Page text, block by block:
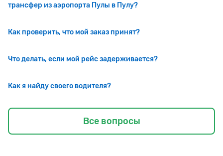
трансфер из аэропорта Пулы в Пулу?
Как проверить, что мой заказ принят?
Что делать, если мой рейс задерживается?
Как я найду своего водителя?
Все вопросы